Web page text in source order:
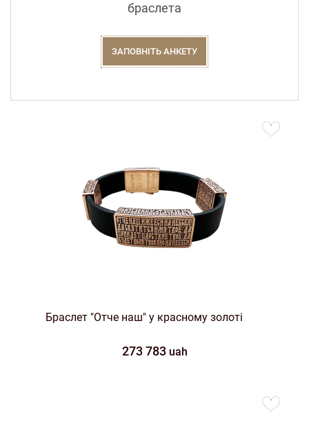
браслета
ЗАПОВНІТЬ АНКЕТУ
Браслет "Отче наш" у красному золоті
273 783 uah
favorites
favorites